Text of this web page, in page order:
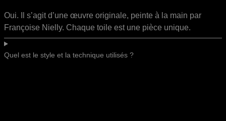
Oui. Il s’agit d’une œuvre originale, peinte à la main par
Françoise Nielly. Chaque toile est une pièce unique.
Quel est le style et la technique utilisés ?